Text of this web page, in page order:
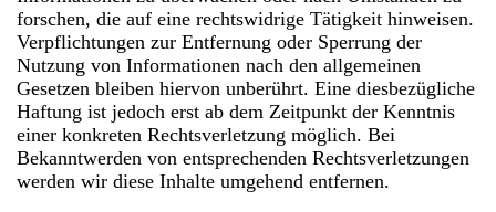
forschen, die auf eine rechtswidrige Tätigkeit hinweisen.
Verpflichtungen zur Entfernung oder Sperrung der
Nutzung von Informationen nach den allgemeinen
Gesetzen bleiben hiervon unberührt. Eine diesbezügliche
Haftung ist jedoch erst ab dem Zeitpunkt der Kenntnis
einer konkreten Rechtsverletzung möglich. Bei
Bekanntwerden von entsprechenden Rechtsverletzungen
werden wir diese Inhalte umgehend entfernen.